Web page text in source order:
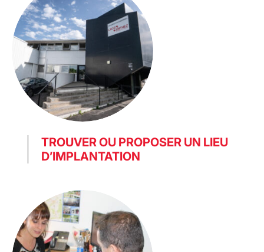
TROUVER OU PROPOSER UN LIEU
D’IMPLANTATION